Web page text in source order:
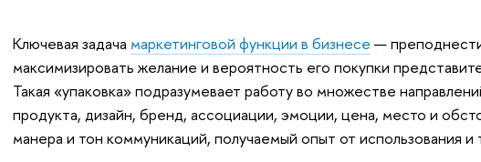
Ключевая задача маркетинговой функции в бизнесе —
максимизировать желание и вероятность его покупки
Такая «упаковка» подразумевает работу во множестве
продукта, дизайн, бренд, ассоциации, эмоции, цена, место и
манера и тон коммуникаций, получаемый опыт от использования и